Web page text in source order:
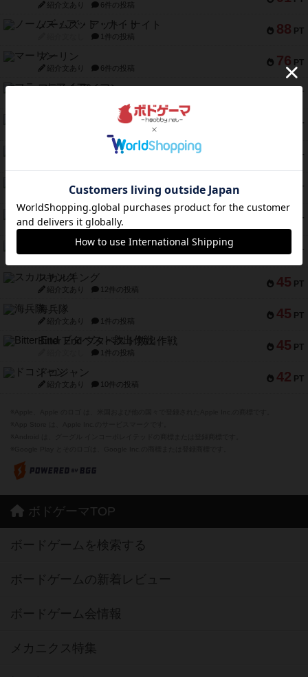
紹介文あり 6件の投稿
88 PT
ノームズ・アット・ナイト
1件の投稿
76 PT
マーリン
紹介文あり 6件の投稿
PT
フラットアイアン
PT
トランスオリエント・エクスプレス
PT
アンブッシュ！：ムーブアウト！
PT
キャプテン・フリップ：イスラ・ボンバ
紹介文なし 2件の投稿
PT
ガルフストライク
紹介文あり 1件の投稿
45 PT
エコーズ・オブ・タイム
45 PT
スカルキング
紹介文あり 12件の投稿
45 PT
海兵隊
紹介文あり 1件の投稿
45 PT
Bitter End ブタペスト救出作戦
1件の投稿
42 PT
ドコジャン
紹介文あり 10件の投稿
ボドゲーマTOP
ボードゲームを検索する
ボードゲームの新着レビュー
ボードゲーム会情報
メカニクス特集